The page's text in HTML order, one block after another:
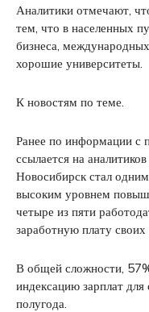
Аналитики отмечают,
тем, что в населенных
бизнеса,
хорошие университеты.
К новостям по теме.
Ранее по информации с
ссылается на
Новосибирск стал
высоким уровнем
четыре из пяти
заработную плату своих
В общей сложности,
индексацию зарплат для
полугода.